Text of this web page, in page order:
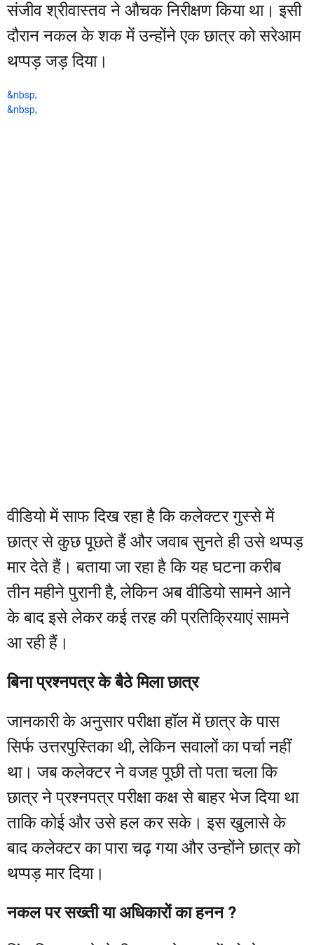
संजीव श्रीवास्तव ने औचक निरीक्षण किया था। इसी
दौरान नकल के शक में उन्होंने एक छात्र को सरेआम
थप्पड़ जड़ दिया।
&nbsp;
&nbsp;
वीडियो में साफ दिख रहा है कि कलेक्टर गुस्से में
छात्र से कुछ पूछते हैं और जवाब सुनते ही उसे थप्पड़
मार देते हैं। बताया जा रहा है कि यह घटना करीब
तीन महीने पुरानी है, लेकिन अब वीडियो सामने आने
के बाद इसे लेकर कई तरह की प्रतिक्रियाएं सामने
आ रही हैं।
बिना प्रश्नपत्र के बैठे मिला छात्र
जानकारी के अनुसार परीक्षा हॉल में छात्र के पास
सिर्फ उत्तरपुस्तिका थी, लेकिन सवालों का पर्चा नहीं
था। जब कलेक्टर ने वजह पूछी तो पता चला कि
छात्र ने प्रश्नपत्र परीक्षा कक्ष से बाहर भेज दिया था
ताकि कोई और उसे हल कर सके। इस खुलासे के
बाद कलेक्टर का पारा चढ़ गया और उन्होंने छात्र को
थप्पड़ मार दिया।
नकल पर सख्ती या अधिकारों का हनन ?